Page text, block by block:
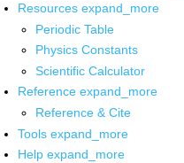
Resources expand_more
Periodic Table
Physics Constants
Scientific Calculator
Reference expand_more
Reference & Cite
Tools expand_more
Help expand_more